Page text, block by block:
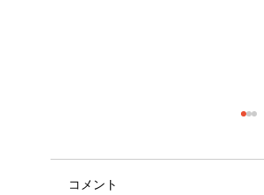
コメント